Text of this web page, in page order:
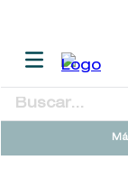
Buscar...
TÉRMINOS MÁS